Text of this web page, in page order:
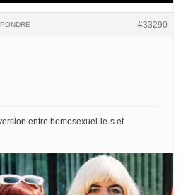
#33290
entre homosexuel·le·s et